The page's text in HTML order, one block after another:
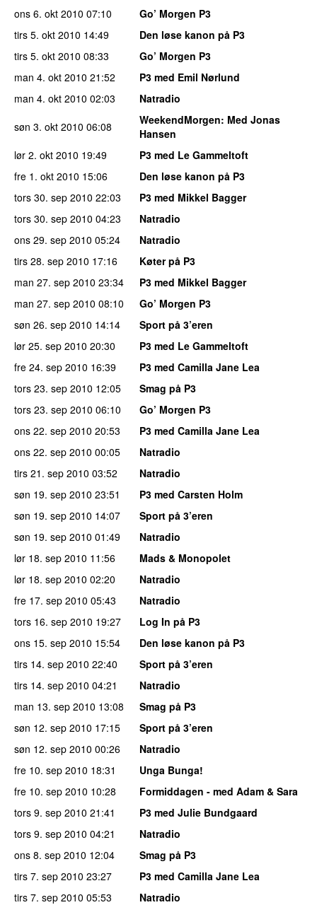
ons 6. okt 2010 07:10
Go’ Morgen P3
tirs 5. okt 2010 14:49
Den løse kanon på P3
tirs 5. okt 2010 08:33
Go’ Morgen P3
man 4. okt 2010 21:52
P3 med Emil Nørlund
man 4. okt 2010 02:03
Natradio
søn 3. okt 2010 06:08 WeekendMorgen: Med Jonas
Hansen
lør 2. okt 2010 19:49
P3 med Le Gammeltoft
fre 1. okt 2010 15:06
Den løse kanon på P3
tors 30. sep 2010 22:03
P3 med Mikkel Bagger
tors 30. sep 2010 04:23
Natradio
ons 29. sep 2010 05:24
Natradio
tirs 28. sep 2010 17:16
Køter på P3
man 27. sep 2010 23:34
P3 med Mikkel Bagger
man 27. sep 2010 08:10
Go’ Morgen P3
søn 26. sep 2010 14:14
Sport på 3’eren
lør 25. sep 2010 20:30
P3 med Le Gammeltoft
fre 24. sep 2010 16:39
P3 med Camilla Jane Lea
tors 23. sep 2010 12:05
Smag på P3
tors 23. sep 2010 06:10
Go’ Morgen P3
ons 22. sep 2010 20:53
P3 med Camilla Jane Lea
ons 22. sep 2010 00:05
Natradio
tirs 21. sep 2010 03:52
Natradio
søn 19. sep 2010 23:51
P3 med Carsten Holm
søn 19. sep 2010 14:07
Sport på 3’eren
søn 19. sep 2010 01:49
Natradio
lør 18. sep 2010 11:56
Mads & Monopolet
lør 18. sep 2010 02:20
Natradio
fre 17. sep 2010 05:43
Natradio
tors 16. sep 2010 19:27
Log In på P3
ons 15. sep 2010 15:54
Den løse kanon på P3
tirs 14. sep 2010 22:40
Sport på 3’eren
tirs 14. sep 2010 04:21
Natradio
man 13. sep 2010 13:08
Smag på P3
søn 12. sep 2010 17:15
Sport på 3’eren
søn 12. sep 2010 00:26
Natradio
fre 10. sep 2010 18:31
Unga Bunga!
fre 10. sep 2010 10:28
Formiddagen - med Adam & Sara
tors 9. sep 2010 21:41
P3 med Julie Bundgaard
tors 9. sep 2010 04:21
Natradio
ons 8. sep 2010 12:04
Smag på P3
tirs 7. sep 2010 23:27
P3 med Camilla Jane Lea
tirs 7. sep 2010 05:53
Natradio